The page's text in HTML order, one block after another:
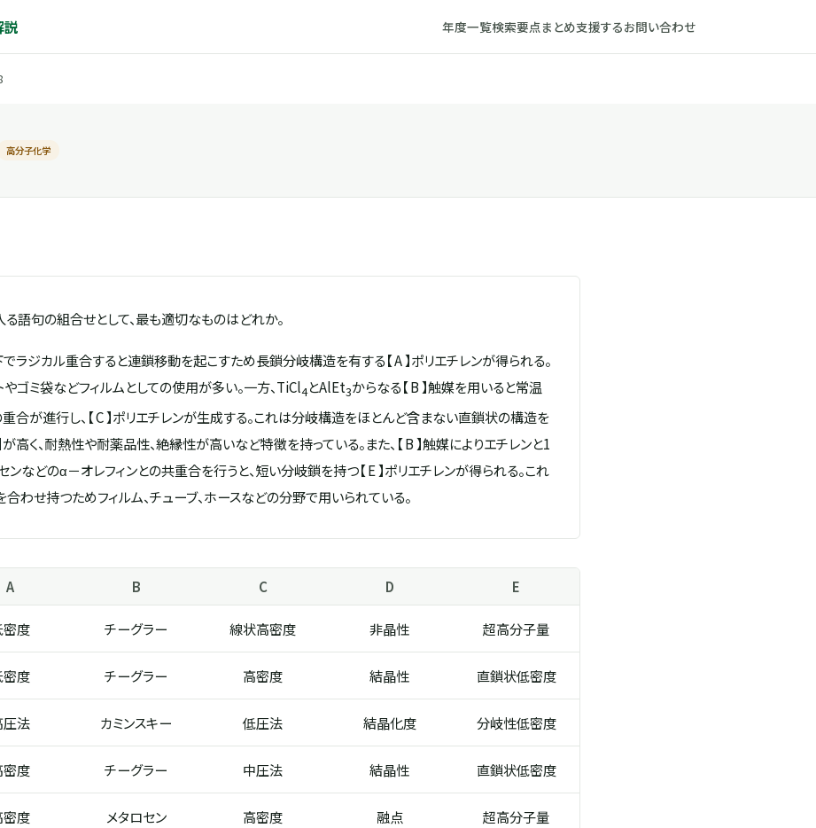
説 年度一覧検索要点まとめ支援するお問い合わせ
高分子化学
語句の組合せとして、最も適切なものはどれか。
ラジカル重合すると連鎖移動を起こすため長鎖分岐構造を有する【 A 】ポリエチレンが得られる。
ゴミ袋などフィルムとしての使用が多い。一方、TiCl4とAlEt3からなる【 B 】触媒を用いると常温
合が進行し、【 C 】ポリエチレンが生成する。これは分岐構造をほとんど含まない直鎖状の構造を
が高く、耐熱性や耐薬品性、絶縁性が高いなど特徴を持っている。また、【 B 】触媒によりエチレンと1
などのα－オレフィンとの共重合を行うと、短い分岐鎖を持つ【 E 】ポリエチレンが得られる。これ
わせ持つためフィルム、チューブ、ホースなどの分野で用いられている。
A B C D E
密度 チーグラー 線状高密度 非晶性 超高分子量
密度 チーグラー 高密度 結晶性 直鎖状低密度
圧法 カミンスキー 低圧法 結晶化度 分岐性低密度
密度 チーグラー 中圧法 結晶性 直鎖状低密度
密度 メタロセン 高密度 融点 超高分子量